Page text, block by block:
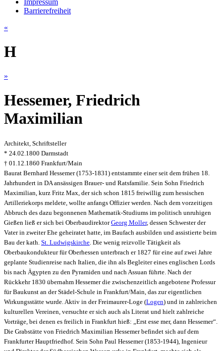
Barrierefreiheit
«
H
»
Hessemer, Friedrich
Maximilian
Architekt, Schriftsteller
* 24.02.1800 Darmstadt
† 01.12.1860 Frankfurt/Main
Baurat Bernhard Hessemer (1753-1831) entstammte einer seit dem frühen 18.
Jahrhundert in DA ansässigen Brauer- und Ratsfamilie. Sein Sohn Friedrich
Maximilian, kurz Fritz Max, der sich schon 1815 freiwillig zum hessischen
Artilleriekorps meldete, wollte anfangs Offizier werden. Nach dem vorzeitigen
Abbruch des dazu begonnenen Mathematik-Studiums im politisch unruhigen
Gießen ließ er sich bei OberbaudirektorGeorg Moller, dessen Schwester der
Vater in zweiter Ehe geheiratet hatte, im Baufach ausbilden und assistierte beim
Bau der kath. St. Ludwigskirche . Die wenig reizvolle Tätigkeit als
Oberbaukondukteur für Oberhessen unterbrach er 1827 für eine auf zwei Jahre
geplante Studienreise nach Italien, die ihn als Begleiter eines englischen Lords
bis nach Ägypten zu den Pyramiden und nach Assuan führte. Nach der
Rückkehr 1830 übernahm Hessemer die zwischenzeitlich angebotene Professur
für Baukunst an der Städel-Schule in Frankfurt/Main, das zur eigentlichen
Wirkungsstätte wurde. Aktiv in der Freimaurer-Loge (Logen) und in zahlreichen
kulturellen Vereinen, versuchte er sich auch als Literat und hielt zahlreiche
Vorträge, bei denen es freilich in Frankfurt hieß: „Erst esse mer, dann Hessemer“.
Die Grabstätte von Friedrich Maximilian Hessemer befindet sich auf dem
Frankfurter Hauptfriedhof. Sein Sohn Paul Hessemer (1853-1944), Ingenieur